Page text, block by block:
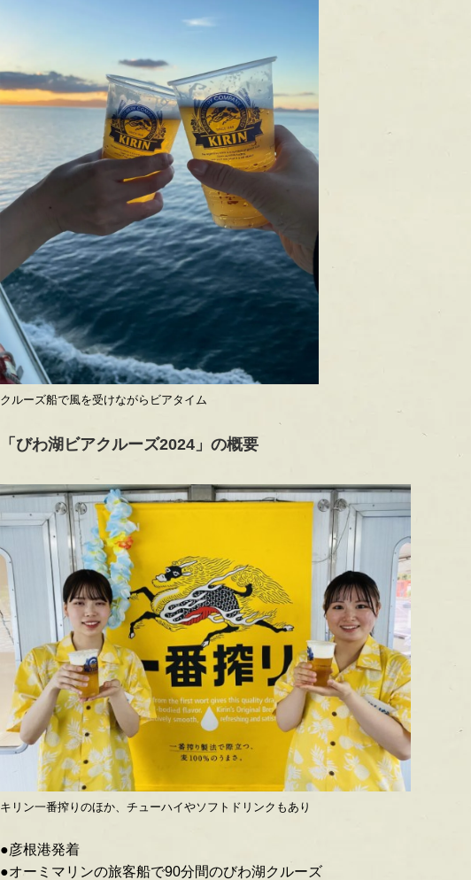
クルーズ船で風を受けながらビアタイム
「びわ湖ビアクルーズ2024」の概要
キリン一番搾りのほか、チューハイやソフトドリンクもあり
●彦根港発着
●オーミマリンの旅客船で90分間のびわ湖クルーズ